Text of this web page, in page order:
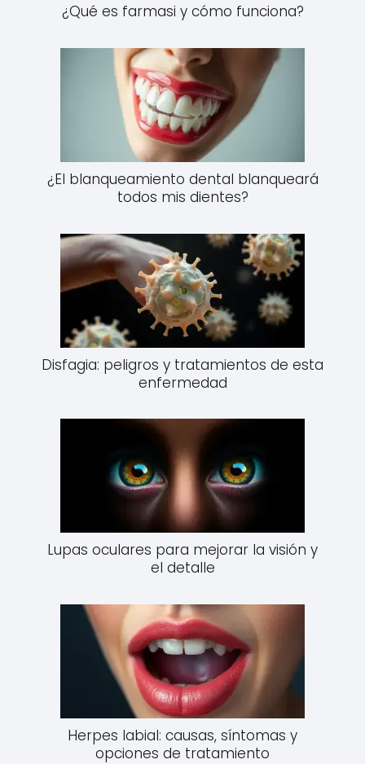
¿Qué es farmasi y cómo funciona?
¿El blanqueamiento dental blanqueará
todos mis dientes?
Disfagia: peligros y tratamientos de esta
enfermedad
Lupas oculares para mejorar la visión y
el detalle
Herpes labial: causas, síntomas y
opciones de tratamiento